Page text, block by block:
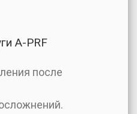
А-РRF
после